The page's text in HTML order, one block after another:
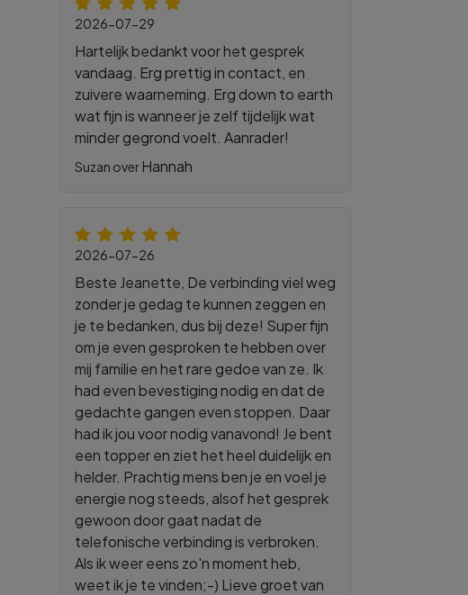
2026-07-29
Hartelijk bedankt voor het gesprek
vandaag. Erg prettig in contact, en
zuivere waarneming. Erg down to earth
wat fijn is wanneer je zelf tijdelijk wat
minder gegrond voelt. Aanrader!
Suzan overHannah
2026-07-26
Beste Jeanette, De verbinding viel weg
zonder je gedag te kunnen zeggen en
je te bedanken, dus bij deze! Super fijn
om je even gesproken te hebben over
mij familie en het rare gedoe van ze. Ik
had even bevestiging nodig en dat de
gedachte gangen even stoppen. Daar
had ik jou voor nodig vanavond! Je bent
een topper en ziet het heel duidelijk en
helder. Prachtig mens ben je en voel je
energie nog steeds, alsof het gesprek
gewoon door gaat nadat de
telefonische verbinding is verbroken.
Als ik weer eens zo'n moment heb,
weet ik je te vinden;-) Lieve groet van